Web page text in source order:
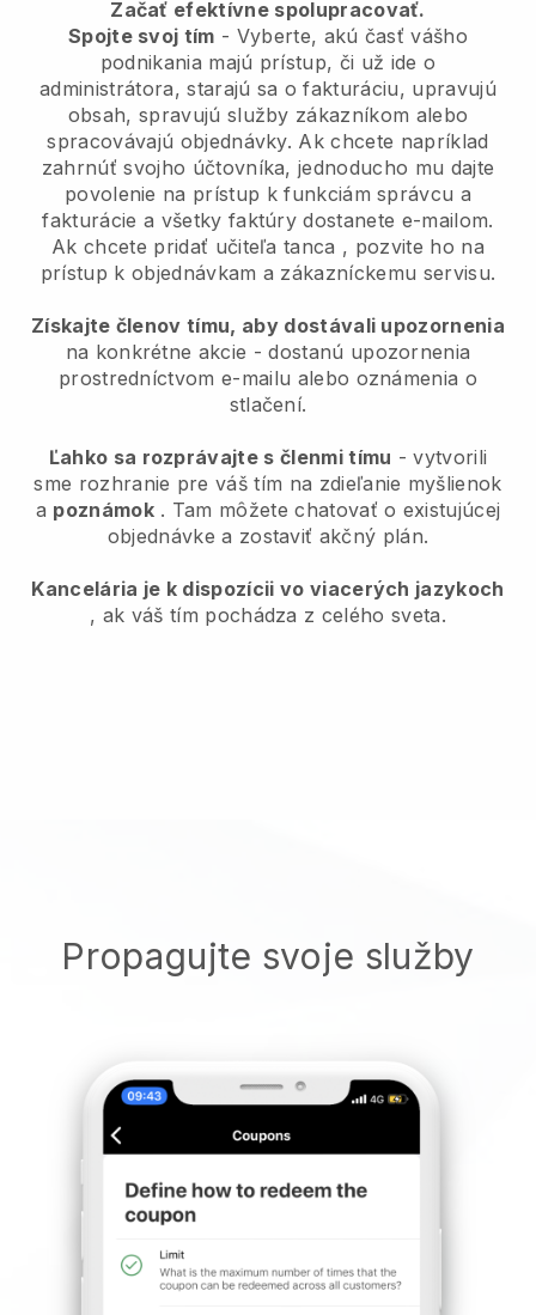
Začať efektívne spolupracovať.
Spojte svoj tím - Vyberte, akú časť vášho
podnikania majú prístup, či už ide o
administrátora, starajú sa o fakturáciu, upravujú
obsah, spravujú služby zákazníkom alebo
spracovávajú objednávky. Ak chcete napríklad
zahrnúť svojho účtovníka, jednoducho mu dajte
povolenie na prístup k funkciám správcu a
fakturácie a všetky faktúry dostanete e-mailom.
Ak chcete pridať učiteľa tanca , pozvite ho na
prístup k objednávkam a zákazníckemu servisu.
Získajte členov tímu, aby dostávali upozornenia
na konkrétne akcie - dostanú upozornenia
prostredníctvom e-mailu alebo oznámenia o
stlačení.
Ľahko sa rozprávajte s členmi tímu - vytvorili
sme rozhranie pre váš tím na zdieľanie myšlienok
a poznámok. Tam môžete chatovať o existujúcej
objednávke a zostaviť akčný plán.
Kancelária je k dispozícii vo viacerých jazykoch
, ak váš tím pochádza z celého sveta.
Propagujte svoje služby